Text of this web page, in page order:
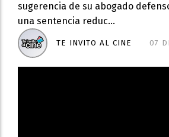
sugerencia de su abogado
una sentencia reduc...
07
TE INVITO AL CINE